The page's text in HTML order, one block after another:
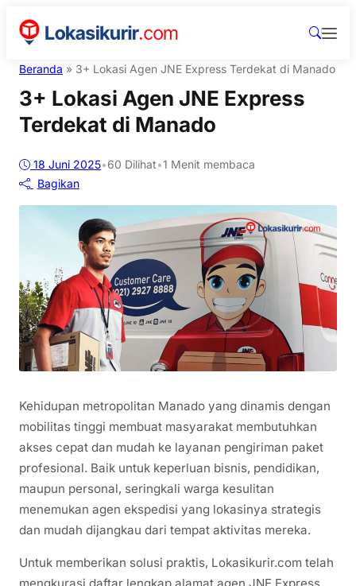
Beranda » 3+ Lokasi Agen JNE Express Terdekat di Manado
3+ Lokasi Agen JNE Express
Terdekat di Manado
18 Juni 2025•60 Dilihat•1 Menit membaca
Bagikan
Kehidupan metropolitan Manado yang dinamis dengan
mobilitas tinggi membuat masyarakat membutuhkan
akses cepat dan mudah ke layanan pengiriman paket
profesional. Baik untuk keperluan bisnis, pendidikan,
maupun personal, seringkali warga kesulitan
menemukan agen ekspedisi yang lokasinya strategis
dan mudah dijangkau dari tempat aktivitas mereka.
Untuk memberikan solusi praktis, Lokasikurir.com telah